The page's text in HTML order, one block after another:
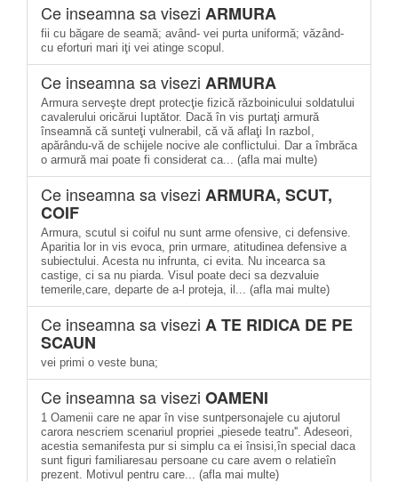
Ce inseamna sa visezi ARMURA
fii cu băgare de seamă; având- vei purta uniformă; văzând-
cu eforturi mari iţi vei atinge scopul.
Ce inseamna sa visezi ARMURA
Armura serveşte drept protecţie fizică războinicului soldatului
cavalerului oricărui Iuptător. Dacă în vis purtaţi armură
înseamnă că sunteţi vulnerabil, că vă aflaţi In razboI,
apărându-vă de schijele nocive ale conflictului. Dar a îmbrăca
o armură mai poate fi considerat ca... (afla mai multe)
Ce inseamna sa visezi ARMURA, SCUT,
COIF
Armura, scutul si coiful nu sunt arme ofensive, ci defensive.
Aparitia lor in vis evoca, prin urmare, atitudinea defensive a
subiectului. Acesta nu infrunta, ci evita. Nu incearca sa
castige, ci sa nu piarda. Visul poate deci sa dezvaluie
temerile,care, departe de a-l proteja, il... (afla mai multe)
Ce inseamna sa visezi A TE RIDICA DE PE
SCAUN
vei primi o veste buna;
Ce inseamna sa visezi OAMENI
1 Oamenii care ne apar în vise suntpersonajele cu ajutorul
carora nescriem scenariul propriei „piesede teatru''. Adeseori,
acestia semanifesta pur si simplu ca ei însisi,în special daca
sunt figuri familiaresau persoane cu care avem o relatieîn
prezent. Motivul pentru care... (afla mai multe)